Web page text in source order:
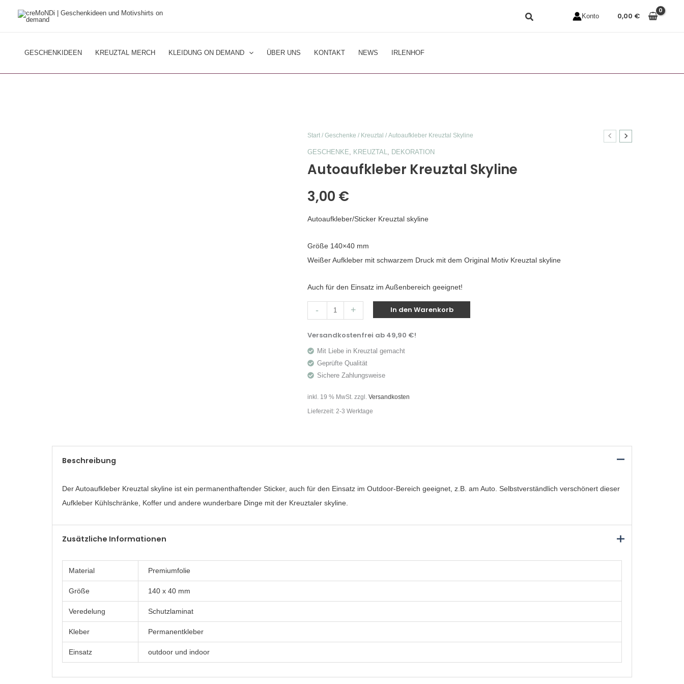
Konto 0,00 €
GESCHENKIDEEN KREUZTAL MERCH KLEIDUNG ON DEMAND ÜBER UNS KONTAKT NEWS IRLENHOF
Start/ Geschenke / Kreuztal / Autoaufkleber Kreuztal Skyline
GESCHENKE, KREUZTAL, DEKORATION
Autoaufkleber Kreuztal Skyline
3,00 €
Autoaufkleber/Sticker Kreuztal skyline
Größe 140×40 mm
Weißer Aufkleber mit schwarzem Druck mit dem Original Motiv Kreuztal skyline
Auch für den Einsatz im Außenbereich geeignet!
-
Autoaufkleber
Kreuztal
Menge
+ In den Warenkorb
Versandkostenfrei ab 49,90 €!
Mit Liebe in Kreuztal gemacht
Geprüfte Qualität
Sichere Zahlungsweise
inkl. 19 % MwSt. zzgl. Versandkosten
Lieferzeit: 2-3 Werktage
Beschreibung
Der Autoaufkleber Kreuztal skyline ist ein permanenthaftender Sticker, auch für den Einsatz im Outdoor-Bereich geeignet, z.B. am Auto. Selbstverständlich verschönert dieser
Aufkleber Kühlschränke, Koffer und andere wunderbare Dinge mit der Kreuztaler skyline.
Zusätzliche Informationen
Material Premiumfolie
Größe 140 x 40 mm
Veredelung Schutzlaminat
Kleber Permanentkleber
Einsatz outdoor und indoor